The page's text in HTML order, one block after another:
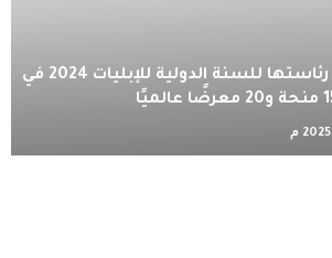
«المملكة» تختتم رئاستها للسنة الدولية للإبليات 2024 في